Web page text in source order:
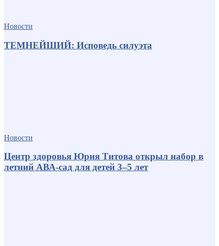
Новости
ТЕМНЕЙШИЙ: Исповедь силуэта
Новости
Центр здоровья Юрия Титова открыл набор в
летний АВА-сад для детей 3–5 лет